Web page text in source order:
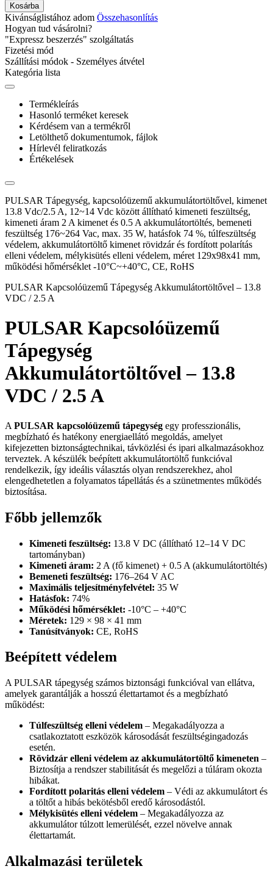
Kosárba
Kivánságlistához adom Összehasonlítás
Hogyan tud vásárolni?
"Expressz beszerzés" szolgáltatás
Fizetési mód
Szállítási módok - Személyes átvétel
Kategória lista
Termékleírás
Hasonló terméket keresek
Kérdésem van a termékről
Letölthető dokumentumok, fájlok
Hírlevél feliratkozás
Értékelések
PULSAR Tápegység, kapcsolóüzemű akkumulátortöltővel, kimenet
13.8 Vdc/2.5 A, 12~14 Vdc között állítható kimeneti feszültség,
kimeneti áram 2 A kimenet és 0.5 A akkumulátortöltés, bemeneti
feszültség 176~264 Vac, max. 35 W, hatásfok 74 %, túlfeszültség
védelem, akkumulátortöltő kimenet rövidzár és fordított polarítás
elleni védelem, mélykisütés elleni védelem, méret 129x98x41 mm,
működési hőmérséklet -10°C~+40°C, CE, RoHS
PULSAR Kapcsolóüzemű Tápegység Akkumulátortöltővel – 13.8
VDC / 2.5 A
PULSAR Kapcsolóüzemű
Tápegység
Akkumulátortöltővel – 13.8
VDC / 2.5 A
A PULSAR kapcsolóüzemű tápegység egy professzionális,
megbízható és hatékony energiaellátó megoldás, amelyet
kifejezetten biztonságtechnikai, távközlési és ipari alkalmazásokhoz
terveztek. A készülék beépített akkumulátortöltő funkcióval
rendelkezik, így ideális választás olyan rendszerekhez, ahol
elengedhetetlen a folyamatos tápellátás és a szünetmentes működés
biztosítása.
Főbb jellemzők
Kimeneti feszültség: 13.8 V DC (állítható 12–14 V DC
tartományban)
Kimeneti áram: 2 A (fő kimenet) + 0.5 A (akkumulátortöltés)
Bemeneti feszültség: 176–264 V AC
Maximális teljesítményfelvétel: 35 W
Hatásfok: 74%
Működési hőmérséklet: -10°C – +40°C
Méretek: 129 × 98 × 41 mm
Tanúsítványok: CE, RoHS
Beépített védelem
A PULSAR tápegység számos biztonsági funkcióval van ellátva,
amelyek garantálják a hosszú élettartamot és a megbízható
működést:
Túlfeszültség elleni védelem – Megakadályozza a
csatlakoztatott eszközök károsodását feszültségingadozás
esetén.
Rövidzár elleni védelem az akkumulátortöltő kimeneten –
Biztosítja a rendszer stabilitását és megelőzi a túláram okozta
hibákat.
Fordított polaritás elleni védelem – Védi az akkumulátort és
a töltőt a hibás bekötésből eredő károsodástól.
Mélykisütés elleni védelem – Megakadályozza az
akkumulátor túlzott lemerülését, ezzel növelve annak
élettartamát.
Alkalmazási területek